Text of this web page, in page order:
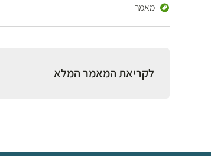
מאמר
לקריאת המאמר המלא